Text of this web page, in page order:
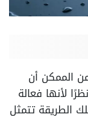
الممكن أن
السكر في 11 يوم، نظرًا لأنها فعالة
الطريقة تتمثل